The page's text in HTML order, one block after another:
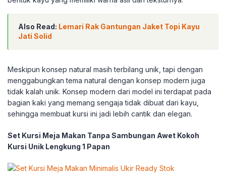
Also Read: Lemari Rak Gantungan Jaket Topi Kayu
Jati Solid
Meskipun konsep natural masih terbilang unik, tapi dengan
menggabungkan tema natural dengan konsep modern juga
tidak kalah unik. Konsep modern dari model ini terdapat pada
bagian kaki yang memang sengaja tidak dibuat dari kayu,
sehingga membuat kursi ini jadi lebih cantik dan elegan.
Set Kursi Meja Makan Tanpa Sambungan Awet Kokoh
Kursi Unik Lengkung 1 Papan